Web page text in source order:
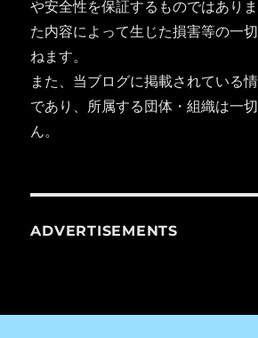
や安全性を保証するものではあり
た内容によって生じた損害等の一
ねます。
また、当ブログに掲載されている
であり、所属する団体・組織は一
ん。
ADVERTISEMENTS